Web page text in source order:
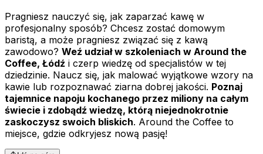
Pragniesz nauczyć się, jak zaparzać kawę w
profesjonalny sposób? Chcesz zostać domowym
baristą, a może pragniesz związać się z kawą
zawodowo? Weź udział w szkoleniach w Around the
Coffee, Łódź i czerp wiedzę od specjalistów w tej
dziedzinie. Naucz się, jak malować wyjątkowe wzory na
kawie lub rozpoznawać ziarna dobrej jakości. Poznaj
tajemnice napoju kochanego przez miliony na całym
świecie i zdobądź wiedzę, którą niejednokrotnie
zaskoczysz swoich bliskich. Around the Coffee to
miejsce, gdzie odkryjesz nową pasję!